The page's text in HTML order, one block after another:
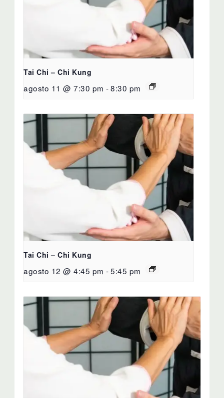
Tai Chi – Chi Kung
agosto 11 @ 7:30 pm -8:30 pm
Tai Chi – Chi Kung
agosto 12 @ 4:45 pm -5:45 pm